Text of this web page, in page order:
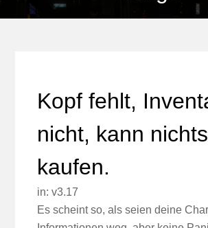
Kopf fehlt,
nicht, kann nichts
kaufen.
in:v3.17
Es scheint so, als seien deine